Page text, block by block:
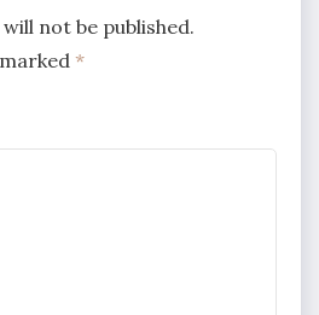
not be published.
*